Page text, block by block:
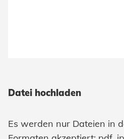
Datei hochladen
Es werden nur Dateien in